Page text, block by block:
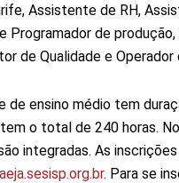
Assistente de RH,
Programador de
de Qualidade e Operador
de ensino médio tem
o total de 240 horas.
integradas. As
. Para se